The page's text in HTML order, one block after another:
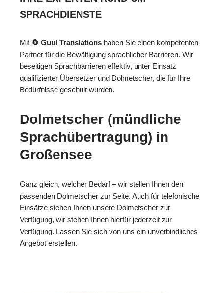
SPRACHDIENSTE
Mit 🔄 Guul Translations haben Sie einen kompetenten
Partner für die Bewältigung sprachlicher Barrieren. Wir
beseitigen Sprachbarrieren effektiv, unter Einsatz
qualifizierter Übersetzer und Dolmetscher, die für Ihre
Bedürfnisse geschult wurden.
Dolmetscher (mündliche
Sprachübertragung) in
Großensee
Ganz gleich, welcher Bedarf – wir stellen Ihnen den
passenden Dolmetscher zur Seite. Auch für telefonische
Einsätze stehen Ihnen unsere Dolmetscher zur
Verfügung, wir stehen Ihnen hierfür jederzeit zur
Verfügung. Lassen Sie sich von uns ein unverbindliches
Angebot erstellen.